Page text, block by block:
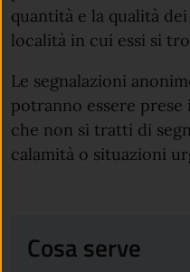
quantità e la qualità
località in cui essi si
Le segnalazioni
potranno essere
che non si tratti di
calamità o situazioni
Cosa serve